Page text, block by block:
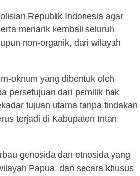
Republik Indonesia agar
menarik kembali seluruh
non-organik, dari wilayah
oknum yang dibentuk oleh
persetujuan dari pemilik hak
tujuan utama tanpa tindakan
terjadi di Kabupaten Intan
genosida dan etnosida yang
Papua, dan secara khusus